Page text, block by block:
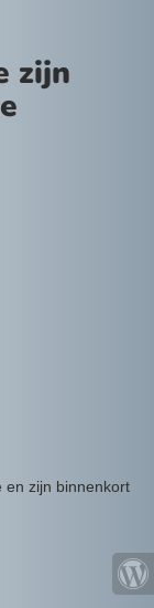
zijn
en zijn binnenkort